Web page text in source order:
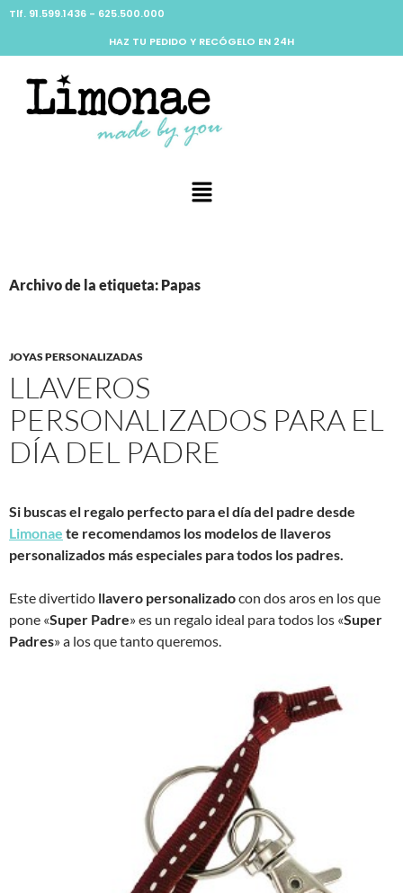
Tlf. 91.599.1436 - 625.500.000
HAZ TU PEDIDO Y RECÓGELO EN 24H
Archivo de la etiqueta: Papas
JOYAS PERSONALIZADAS
LLAVEROS
PERSONALIZADOS PARA EL
DÍA DEL PADRE
Si buscas el regalo perfecto para el día del padre desde
Limonae te recomendamos los modelos de llaveros
personalizados más especiales para todos los padres.
Este divertido llavero personalizadocon dos aros en los que
pone «Super Padre» es un regalo ideal para todos los «Super
Padres» a los que tanto queremos.